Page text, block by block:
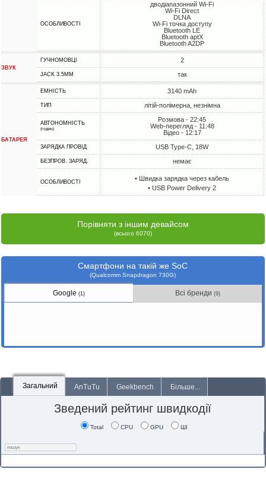
ОСОБЛИВОСТІ
дводіапазонний Wi-Fi
Wi-Fi Direct
DLNA
Wi-Fi точка доступу
Bluetooth LE
Bluetooth aptX
Bluetooth A2DP
ЗВУК
ГУЧНОМОВЦІ 2
JACK 3.5MM так
БАТАРЕЯ
ЕМНІСТЬ 3140 mAh
ТИП літій-полімерна, незнімна
АВТОНОМНІСТЬ
(годин)
Розмова - 22:45
Web-перегляд - 11:48
Відео - 12:17
ЗАРЯДКА ПРОВІД USB Type-C, 18W
БЕЗПРОВ. ЗАРЯД. немає
ОСОБЛИВОСТІ
• Швидка зарядка через кабель
• USB Power Delivery 2
Порівняти з іншим девайсом
(всього 6070)
Смартфони на такій же SoC
(Qualcomm Snapdragon 730G)
Google (1) Всі бренди (9)
Загальний AnTuTu Geekbench Більше...
Зведений рейтинг швидкодії
Total CPU GPU ШІ